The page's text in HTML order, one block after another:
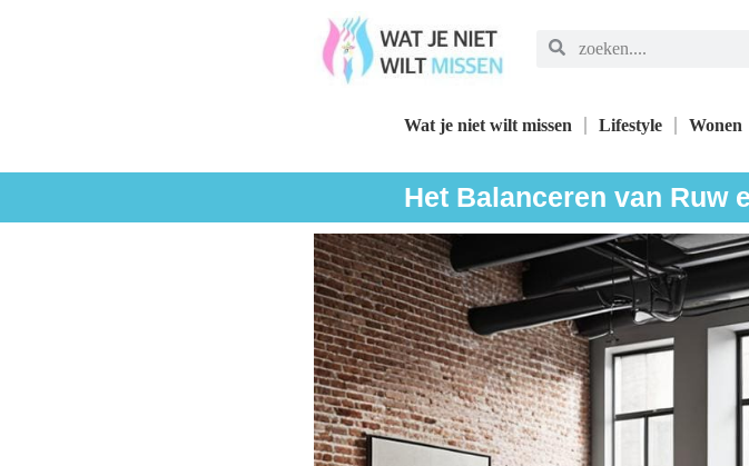
Wat je niet wilt missen Lifestyle Wonen
Het Balanceren van Ruw